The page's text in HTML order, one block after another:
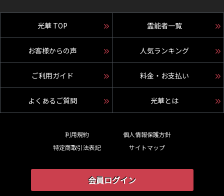
光華 TOP 霊能者一覧
お客様からの声 人気ランキング
ご利用ガイド 料金・お支払い
よくあるご質問 光華とは
利用規約
特定商取引法表記
個人情報保護方針
サイトマップ
会員ログイン